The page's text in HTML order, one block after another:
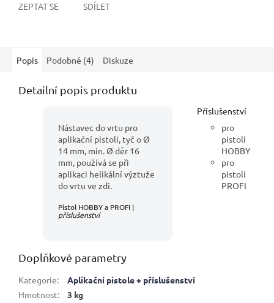
ZEPTAT SE SDÍLET
Popis Podobné (4) Diskuze
Detailní popis produktu
Nástavec do vrtu pro
aplikační pistoli, tyč o Ø
14 mm, min. Ø děr 16
mm, používá se při
aplikaci helikální výztuže
do vrtu ve zdi.
Pistol HOBBY a PROFI |
příslušenství
Příslušenství
pro
pistoli
HOBBY
pro
pistoli
PROFI
Doplňkové parametry
Kategorie:
Aplikační pistole + příslušenství
Hmotnost:
3 kg